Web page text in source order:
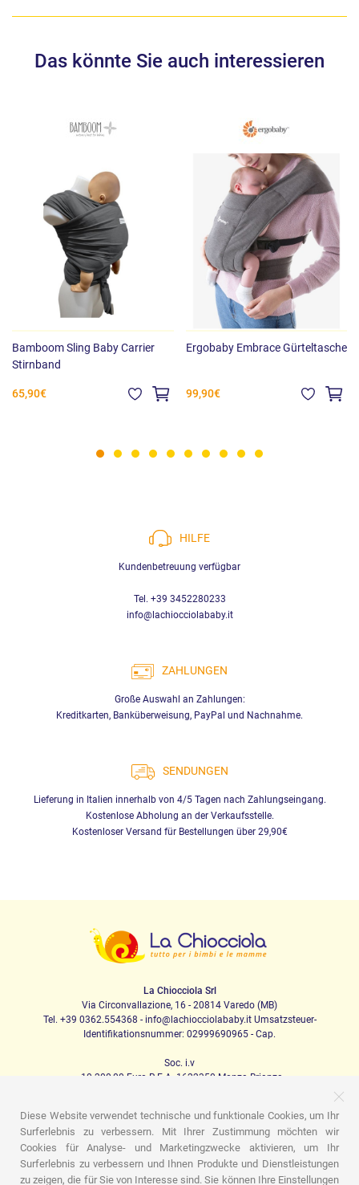
Das könnte Sie auch interessieren
Bamboom Sling Baby Carrier
Stirnband
65,90€
Ergobaby Embrace Gürteltasche
99,90€
HILFE
Kundenbetreuung verfügbar
Tel. +39 3452280233
info@lachiocciolababy.it
ZAHLUNGEN
Große Auswahl an Zahlungen:
Kreditkarten, Banküberweisung, PayPal und Nachnahme.
SENDUNGEN
Lieferung in Italien innerhalb von 4/5 Tagen nach Zahlungseingang.
Kostenlose Abholung an der Verkaufsstelle.
Kostenloser Versand für Bestellungen über 29,90€
La Chiocciola Srl
Via Circonvallazione, 16 - 20814 Varedo (MB)
Tel. +39 0362.554368 - info@lachiocciolababy.it Umsatzsteuer-
Identifikationsnummer: 02999690965 - Cap.
Soc. i.v
. 10.200,00 Euro R.E.A. 1622350 Monza Brianza
PRODOTTI
Ich laufe
Kindersitze Das Haus
Babynahrung
Schlafen
Babyhygiene Mama und Baby Bekleidung
Diese Website verwendet technische und funktionale Cookies, um Ihr
Surferlebnis zu verbessern. Mit Ihrer Zustimmung möchten wir
Cookies für Analyse- und Marketingzwecke aktivieren, um Ihr
Surferlebnis zu verbessern und Ihnen Produkte und Dienstleistungen
zu zeigen, die für Sie von Interesse sind. Sie können Ihre Einstellungen